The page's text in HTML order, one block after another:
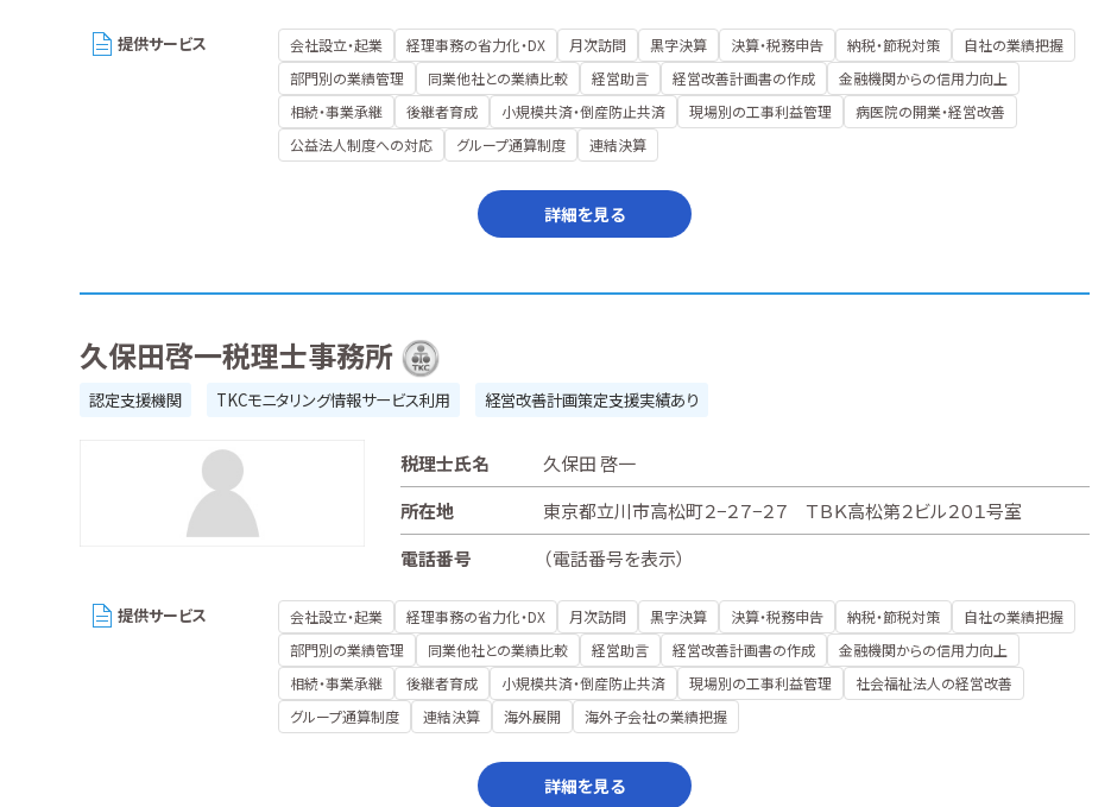
提供サービス 会社設立・起業 経理事務の省力化・DX 月次訪問 黒字決算 決算・税務申告 納税・節税対策
自社の業績把握
部門別の業績管理
同業他社との業績比較 経営助言 経営改善計画書の作成
金融機関からの信用力向上
相続・事業承継
後継者育成 小規模共済・倒産防止共済 現場別の工事利益管理
病医院の開業・経営改善
公益法人制度への対応
グループ通算制度 連結決算
詳細を見る
久保田啓一税理士事務所
認定支援機関 TKCモニタリング情報サービス利用 経営改善計画策定支援実績あり
税理士氏名
久保田 啓一
所在地
東京都立川市高松町２−２７−２７ ＴＢＫ高松第２ビル２０１号室
電話番号
（電話番号を表示）
提供サービス 会社設立・起業 経理事務の省力化・DX 月次訪問 黒字決算 決算・税務申告 納税・節税対策
自社の業績把握
部門別の業績管理
同業他社との業績比較 経営助言 経営改善計画書の作成
金融機関からの信用力向上
相続・事業承継
後継者育成 小規模共済・倒産防止共済 現場別の工事利益管理
社会福祉法人の経営改善
グループ通算制度
連結決算 海外展開 海外子会社の業績把握
詳細を見る